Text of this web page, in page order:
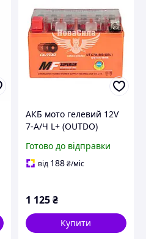
АКБ мото гелевий 12V
7-А/Ч L+ (OUTDO)
,YTX 7A-BS,
Готово до відправки
від 188₴/міс
1 125₴
Купити